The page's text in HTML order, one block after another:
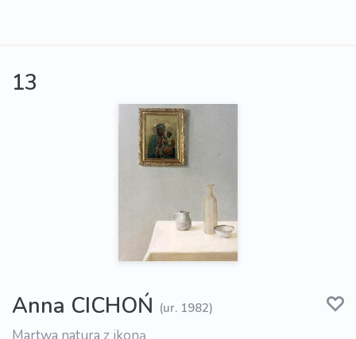
13
Anna CICHOŃ (ur. 1982)